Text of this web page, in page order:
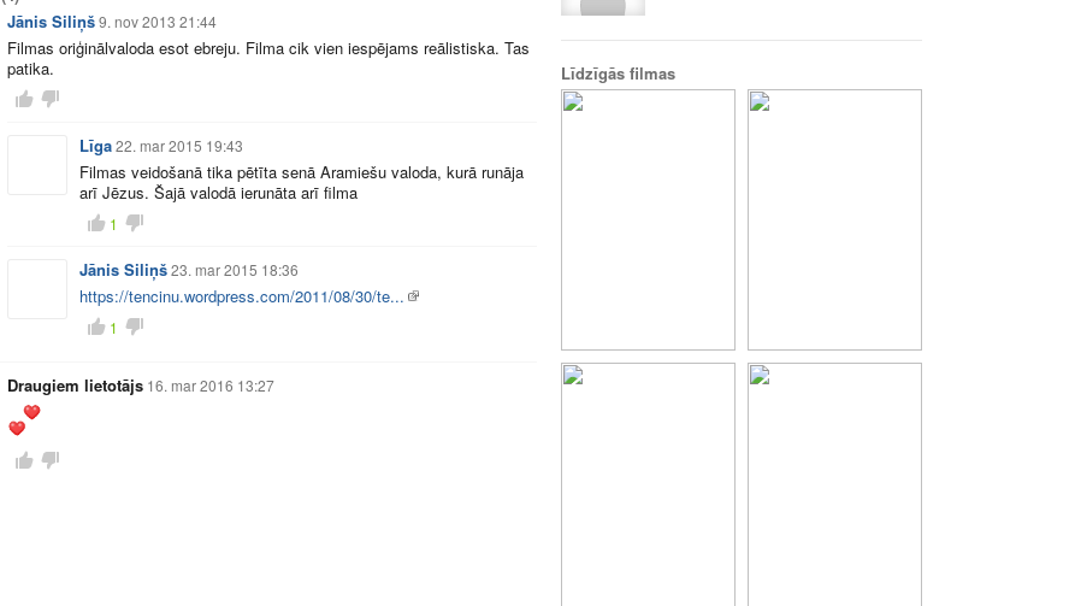
Jānis Siliņš9. nov 2013 21:44
Filmas oriģinālvaloda esot ebreju. Filma cik vien iespējams reālistiska. Tas
patika.
Līga22. mar 2015 19:43
Filmas veidošanā tika pētīta senā Aramiešu valoda, kurā runāja
arī Jēzus. Šajā valodā ierunāta arī filma
1
Jānis Siliņš23. mar 2015 18:36
https://tencinu.wordpress.com/2011/08/30/te...
1
Draugiem lietotājs 16. mar 2016 13:27
Līdzīgās filmas